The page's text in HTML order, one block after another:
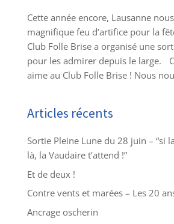
Cette année encore, Lausanne
magnifique feu d’artifice pour la
Club Folle Brise a organisé une
pour les admirer depuis le large.
aime au Club Folle Brise ! Nous
Articles récents
Sortie Pleine Lune du 28 juin – “si
là, la Vaudaire t’attend !”
Et de deux !
Contre vents et marées – Les 20
Ancrage oscherin